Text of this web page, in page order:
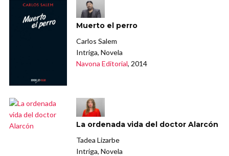
Muerto el perro
Carlos Salem
Intriga, Novela
Navona Editorial, 2014
La ordenada vida del doctor Alarcón
Tadea Lizarbe
Intriga, Novela